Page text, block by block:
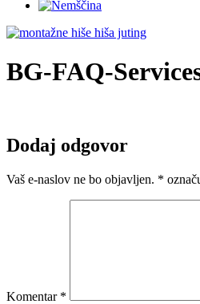
BG-FAQ-
Dodaj odgovor
Vaš e-naslov ne bo objavljen. *
Komentar *